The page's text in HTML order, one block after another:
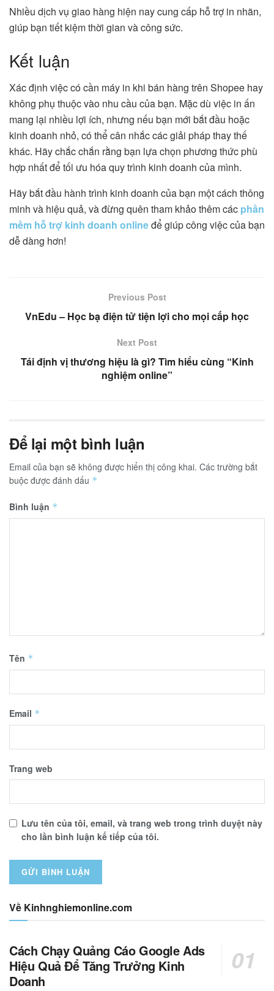
Nhiều dịch vụ giao hàng hiện nay cung cấp hỗ trợ in nhãn,
giúp bạn tiết kiệm thời gian và công sức.
Kết luận
Xác định việc có cần máy in khi bán hàng trên Shopee hay
không phụ thuộc vào nhu cầu của bạn. Mặc dù việc in ấn
mang lại nhiều lợi ích, nhưng nếu bạn mới bắt đầu hoặc
kinh doanh nhỏ, có thể cân nhắc các giải pháp thay thế
khác. Hãy chắc chắn rằng bạn lựa chọn phương thức phù
hợp nhất để tối ưu hóa quy trình kinh doanh của mình.
Hãy bắt đầu hành trình kinh doanh của bạn một cách thông
minh và hiệu quả, và đừng quên tham khảo thêm các phần
mềm hỗ trợ kinh doanh onlineđể giúp công việc của bạn
dễ dàng hơn!
Previous Post
VnEdu – Học bạ điện tử tiện lợi cho mọi cấp học
Next Post
Tái định vị thương hiệu là gì? Tìm hiểu cùng “Kinh
nghiệm online”
Để lại một bình luận
Email của bạn sẽ không được hiển thị công khai. Các trường bắt
buộc được đánh dấu *
Bình luận *
Tên *
Email *
Trang web
Lưu tên của tôi, email, và trang web trong trình duyệt này
cho lần bình luận kế tiếp của tôi.
Về Kinhnghiemonline.com
Cách Chạy Quảng Cáo Google Ads
Hiệu Quả Để Tăng Trưởng Kinh
Doanh